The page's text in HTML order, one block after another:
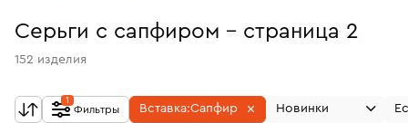
Серьги с сапфиром - страница 2
152 изделия
Фильтры
1
Вставка:Сапфир Новинки